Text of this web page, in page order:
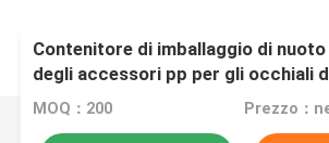
Contenitore di imballaggio di
degli accessori pp per gli occhiali
nuoto
MOQ：200 Prezzo：